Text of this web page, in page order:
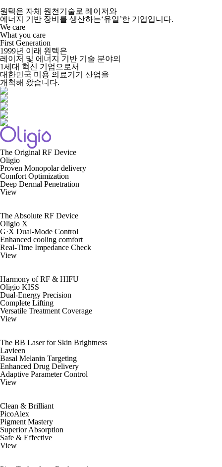
원텍은 자체 원천기술로 레이저와
에너지 기반 장비를 생산하는‘유일’한 기업입니다.
We care
What you care
First Generation
1999년 이래 원텍은
레이저 및 에너지 기반 기술 분야의
1세대 혁신 기업으로서
대한민국 미용 의료기기 산업을
개척해 왔습니다.
The Original RF Device
Oligio
Proven Monopolar delivery
Comfort Optimization
Deep Dermal Penetration
View
The Absolute RF Device
Oligio X
G·X Dual-Mode Control
Enhanced cooling comfort
Real-Time Impedance Check
View
Harmony of RF & HIFU
Oligio KISS
Dual-Energy Precision
Complete Lifting
Versatile Treatment Coverage
View
The BB Laser for Skin Brightness
Lavieen
Basal Melanin Targeting
Enhanced Drug Delivery
Adaptive Parameter Control
View
Clean & Brilliant
PicoAlex
Pigment Mastery
Superior Absorption
Safe & Effective
View